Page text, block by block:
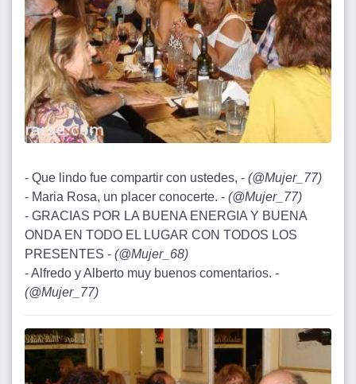
- Que lindo fue compartir con ustedes, - (@Mujer_77)
- Maria Rosa, un placer conocerte. - (@Mujer_77)
- GRACIAS POR LA BUENA ENERGIA Y BUENA
ONDA EN TODO EL LUGAR CON TODOS LOS
PRESENTES - (@Mujer_68)
- Alfredo y Alberto muy buenos comentarios. -
(@Mujer_77)